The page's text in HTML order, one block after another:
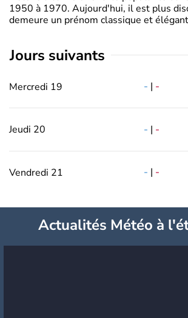
1950 à 1970. Aujourd'hui, il est plus
demeure un prénom classique et
jours suivants
Mercredi 19 - | -
Jeudi 20 - | -
Vendredi 21 - | -
Actualités Météo à